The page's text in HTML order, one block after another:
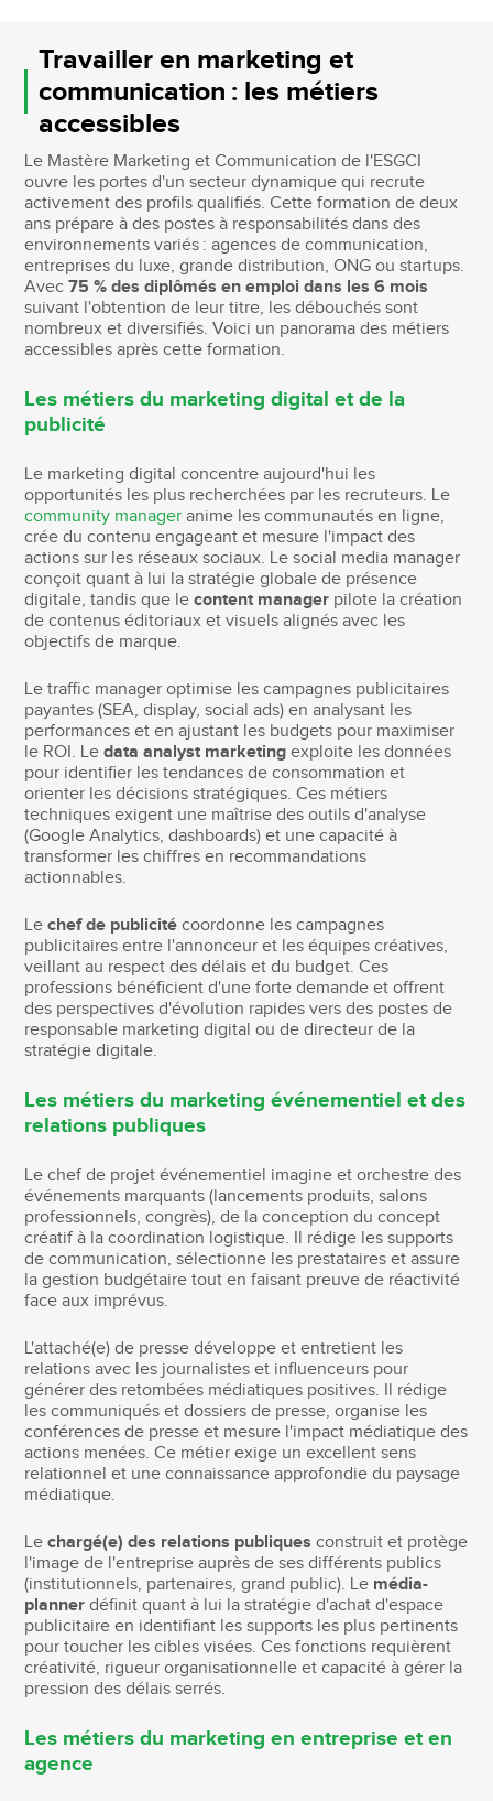
Travailler en marketing et
communication : les métiers
accessibles
Le Mastère Marketing et Communication de l'ESGCI
ouvre les portes d'un secteur dynamique qui recrute
activement des profils qualifiés. Cette formation de deux
ans prépare à des postes à responsabilités dans des
environnements variés : agences de communication,
entreprises du luxe, grande distribution, ONG ou startups.
Avec75 % des diplômés en emploi dans les 6 mois
suivant l'obtention de leur titre, les débouchés sont
nombreux et diversifiés. Voici un panorama des métiers
accessibles après cette formation.
Les métiers du marketing digital et de la
publicité
Le marketing digital concentre aujourd'hui les
opportunités les plus recherchées par les recruteurs. Le
community manager anime les communautés en ligne,
crée du contenu engageant et mesure l'impact des
actions sur les réseaux sociaux. Le social media manager
conçoit quant à lui la stratégie globale de présence
digitale, tandis que lecontent manager pilote la création
de contenus éditoriaux et visuels alignés avec les
objectifs de marque.
Le traffic manager optimise les campagnes publicitaires
payantes (SEA, display, social ads) en analysant les
performances et en ajustant les budgets pour maximiser
le ROI. Ledata analyst marketing exploite les données
pour identifier les tendances de consommation et
orienter les décisions stratégiques. Ces métiers
techniques exigent une maîtrise des outils d'analyse
(Google Analytics, dashboards) et une capacité à
transformer les chiffres en recommandations
actionnables.
Lechef de publicité coordonne les campagnes
publicitaires entre l'annonceur et les équipes créatives,
veillant au respect des délais et du budget. Ces
professions bénéficient d'une forte demande et offrent
des perspectives d'évolution rapides vers des postes de
responsable marketing digital ou de directeur de la
stratégie digitale.
Les métiers du marketing événementiel et des
relations publiques
Le chef de projet événementiel imagine et orchestre des
événements marquants (lancements produits, salons
professionnels, congrès), de la conception du concept
créatif à la coordination logistique. Il rédige les supports
de communication, sélectionne les prestataires et assure
la gestion budgétaire tout en faisant preuve de réactivité
face aux imprévus.
L'attaché(e) de presse développe et entretient les
relations avec les journalistes et influenceurs pour
générer des retombées médiatiques positives. Il rédige
les communiqués et dossiers de presse, organise les
conférences de presse et mesure l'impact médiatique des
actions menées. Ce métier exige un excellent sens
relationnel et une connaissance approfondie du paysage
médiatique.
Lechargé(e) des relations publiques construit et protège
l'image de l'entreprise auprès de ses différents publics
(institutionnels, partenaires, grand public). Le média-
planner définit quant à lui la stratégie d'achat d'espace
publicitaire en identifiant les supports les plus pertinents
pour toucher les cibles visées. Ces fonctions requièrent
créativité, rigueur organisationnelle et capacité à gérer la
pression des délais serrés.
Les métiers du marketing en entreprise et en
agence